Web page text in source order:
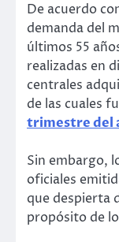
De acuerdo
demanda del
últimos 55
realizadas en
centrales
de las cuales
trimestre del
Sin embargo,
oficiales
que despierta
propósito de